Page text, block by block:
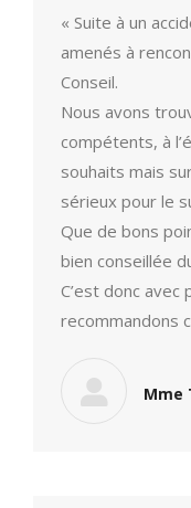
« Suite à un
amenés à
Conseil.
Nous avons
compétents, à
souhaits mais
sérieux pour le
Que de bons
bien conseillée
C’est donc avec
recommandons
Mme